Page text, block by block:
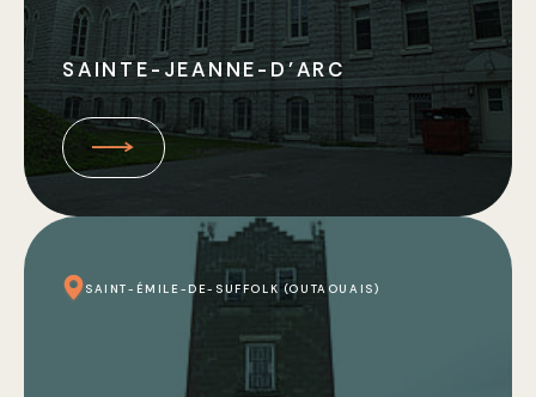
SAINTE-JEANNE-D’ARC
SAINT-ÉMILE-DE-SUFFOLK (OUTAOUAIS)